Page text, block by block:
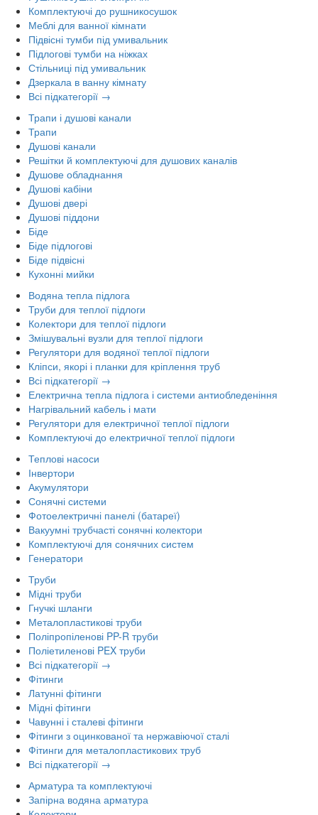
Комплектуючі до рушникосушок
Меблі для ванної кімнати
Підвісні тумби під умивальник
Підлогові тумби на ніжках
Стільниці під умивальник
Дзеркала в ванну кімнату
Всі підкатегорії →
Трапи і душові канали
Трапи
Душові канали
Решітки й комплектуючі для душових каналів
Душове обладнання
Душові кабіни
Душові двері
Душові піддони
Біде
Біде підлогові
Біде підвісні
Кухонні мийки
Водяна тепла підлога
Труби для теплої підлоги
Колектори для теплої підлоги
Змішувальні вузли для теплої підлоги
Регулятори для водяної теплої підлоги
Кліпси, якорі і планки для кріплення труб
Всі підкатегорії →
Електрична тепла підлога і системи антиобледеніння
Нагрівальний кабель і мати
Регулятори для електричної теплої підлоги
Комплектуючі до електричної теплої підлоги
Теплові насоси
Інвертори
Акумулятори
Сонячні системи
Фотоелектричні панелі (батареї)
Вакуумні трубчасті сонячні колектори
Комплектуючі для сонячних систем
Генератори
Труби
Мідні труби
Гнучкі шланги
Металопластикові труби
Поліпропіленові PP-R труби
Поліетиленові PEX труби
Всі підкатегорії →
Фітинги
Латунні фітинги
Мідні фітинги
Чавунні і сталеві фітинги
Фітинги з оцинкованої та нержавіючої сталі
Фітинги для металопластикових труб
Всі підкатегорії →
Арматура та комплектуючі
Запірна водяна арматура